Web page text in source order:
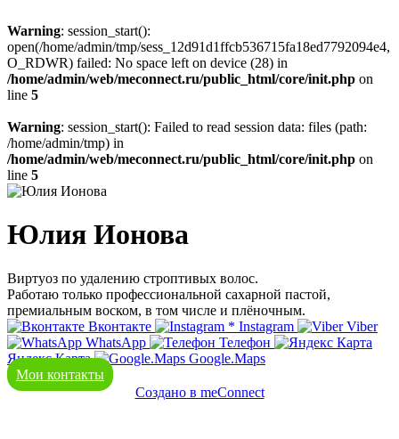
Warning: session_start():
open(/home/admin/tmp/sess_12d91d1ffcb536715fa18ed7792094e4,
O_RDWR) failed: No space left on device (28) in
/home/admin/web/meconnect.ru/public_html/core/init.php on
line 5
Warning: session_start(): Failed to read session data: files (path:
/home/admin/tmp) in
/home/admin/web/meconnect.ru/public_html/core/init.php on
line 5
Юлия Ионова
Виртуоз по удалению строптивых волос.
Работаю только профессиональной сахарной пастой,
премиальным воском, в том числе и плёночным.
Вконтакте
* Instagram
Viber
WhatsApp
Телефон
Яндекс Карта
Google.Maps
Мои контакты
Создано в meConnect